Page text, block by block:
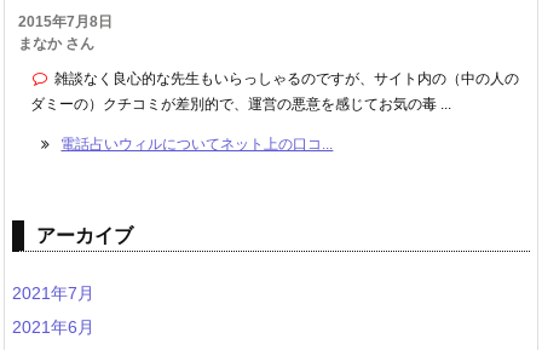
2015年7月8日
まなか さん
雑談なく良心的な先生もいらっしゃるのですが、サイト内の（中の人の
ダミーの）クチコミが差別的で、運営の悪意を感じてお気の毒 ...
電話占いウィルについてネット上の口コ...
アーカイブ
2021年7月
2021年6月